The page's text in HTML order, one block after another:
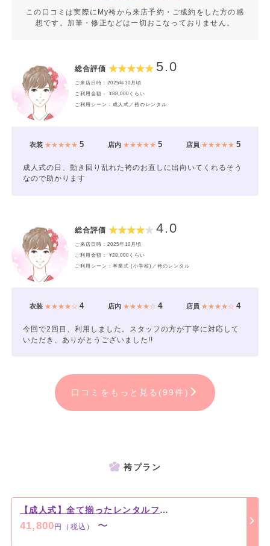
この口コミは実際にMy袴から来店予約・ご成約をした方の感
想です。加筆・修正などは一切おこなっておりません。
総合評価 5.0
ご来店日時：2025年10月頃
ご利用金額： ¥88,000くらい
ご利用シーン：成人式／袴のレンタル
衣装★★★★★ 5 店内★★★★★ 5 店員 ★★★★★5
成人式の日、動き回り乱れた袴のお直しに出向いてくれるそう
なので助かります
総合評価 4.0
ご来店日時：2025年10月頃
ご利用金額： ¥28,000くらい
ご利用シーン：卒業式 (小学校)／袴のレンタル
衣装★★★★☆ 4 店内★★★★☆ 4 店員 ★★★★☆4
今回で2回目、利用しました。スタッフの方が丁寧に対応して
いただき、ありがとうございました!!
口コミをもっと見る(99件)
袴プラン
【成人式】全て揃ったレンタルフルセット【男性袴】
41,800 円（税込） 〜